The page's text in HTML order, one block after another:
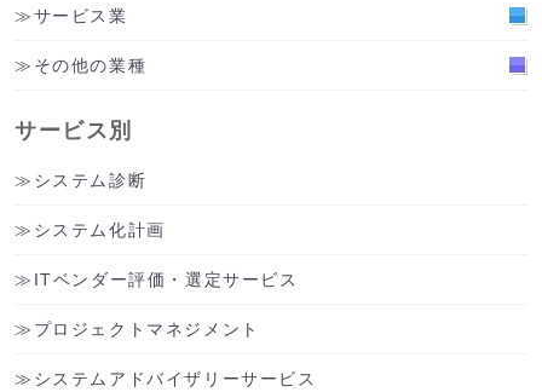
サービス業
その他の業種
サービス別
システム診断
システム化計画
ITベンダー評価・選定サービス
プロジェクトマネジメント
システムアドバイザリーサービス